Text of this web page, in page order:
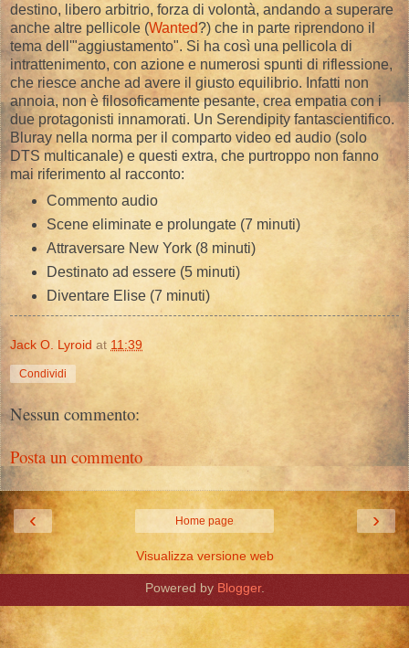
destino, libero arbitrio, forza di volontà, andando a superare
anche altre pellicole (Wanted?) che in parte riprendono il
tema dell'"aggiustamento". Si ha così una pellicola di
intrattenimento, con azione e numerosi spunti di riflessione,
che riesce anche ad avere il giusto equilibrio. Infatti non
annoia, non è filosoficamente pesante, crea empatia con i
due protagonisti innamorati. Un Serendipity fantascientifico.
Bluray nella norma per il comparto video ed audio (solo
DTS multicanale) e questi extra, che purtroppo non fanno
mai riferimento al racconto:
Commento audio
Scene eliminate e prolungate (7 minuti)
Attraversare New York (8 minuti)
Destinato ad essere (5 minuti)
Diventare Elise (7 minuti)
Jack O. Lyroid at 11:39
Condividi
Nessun commento:
Posta un commento
‹ ›
Home page
Visualizza versione web
Powered by Blogger.